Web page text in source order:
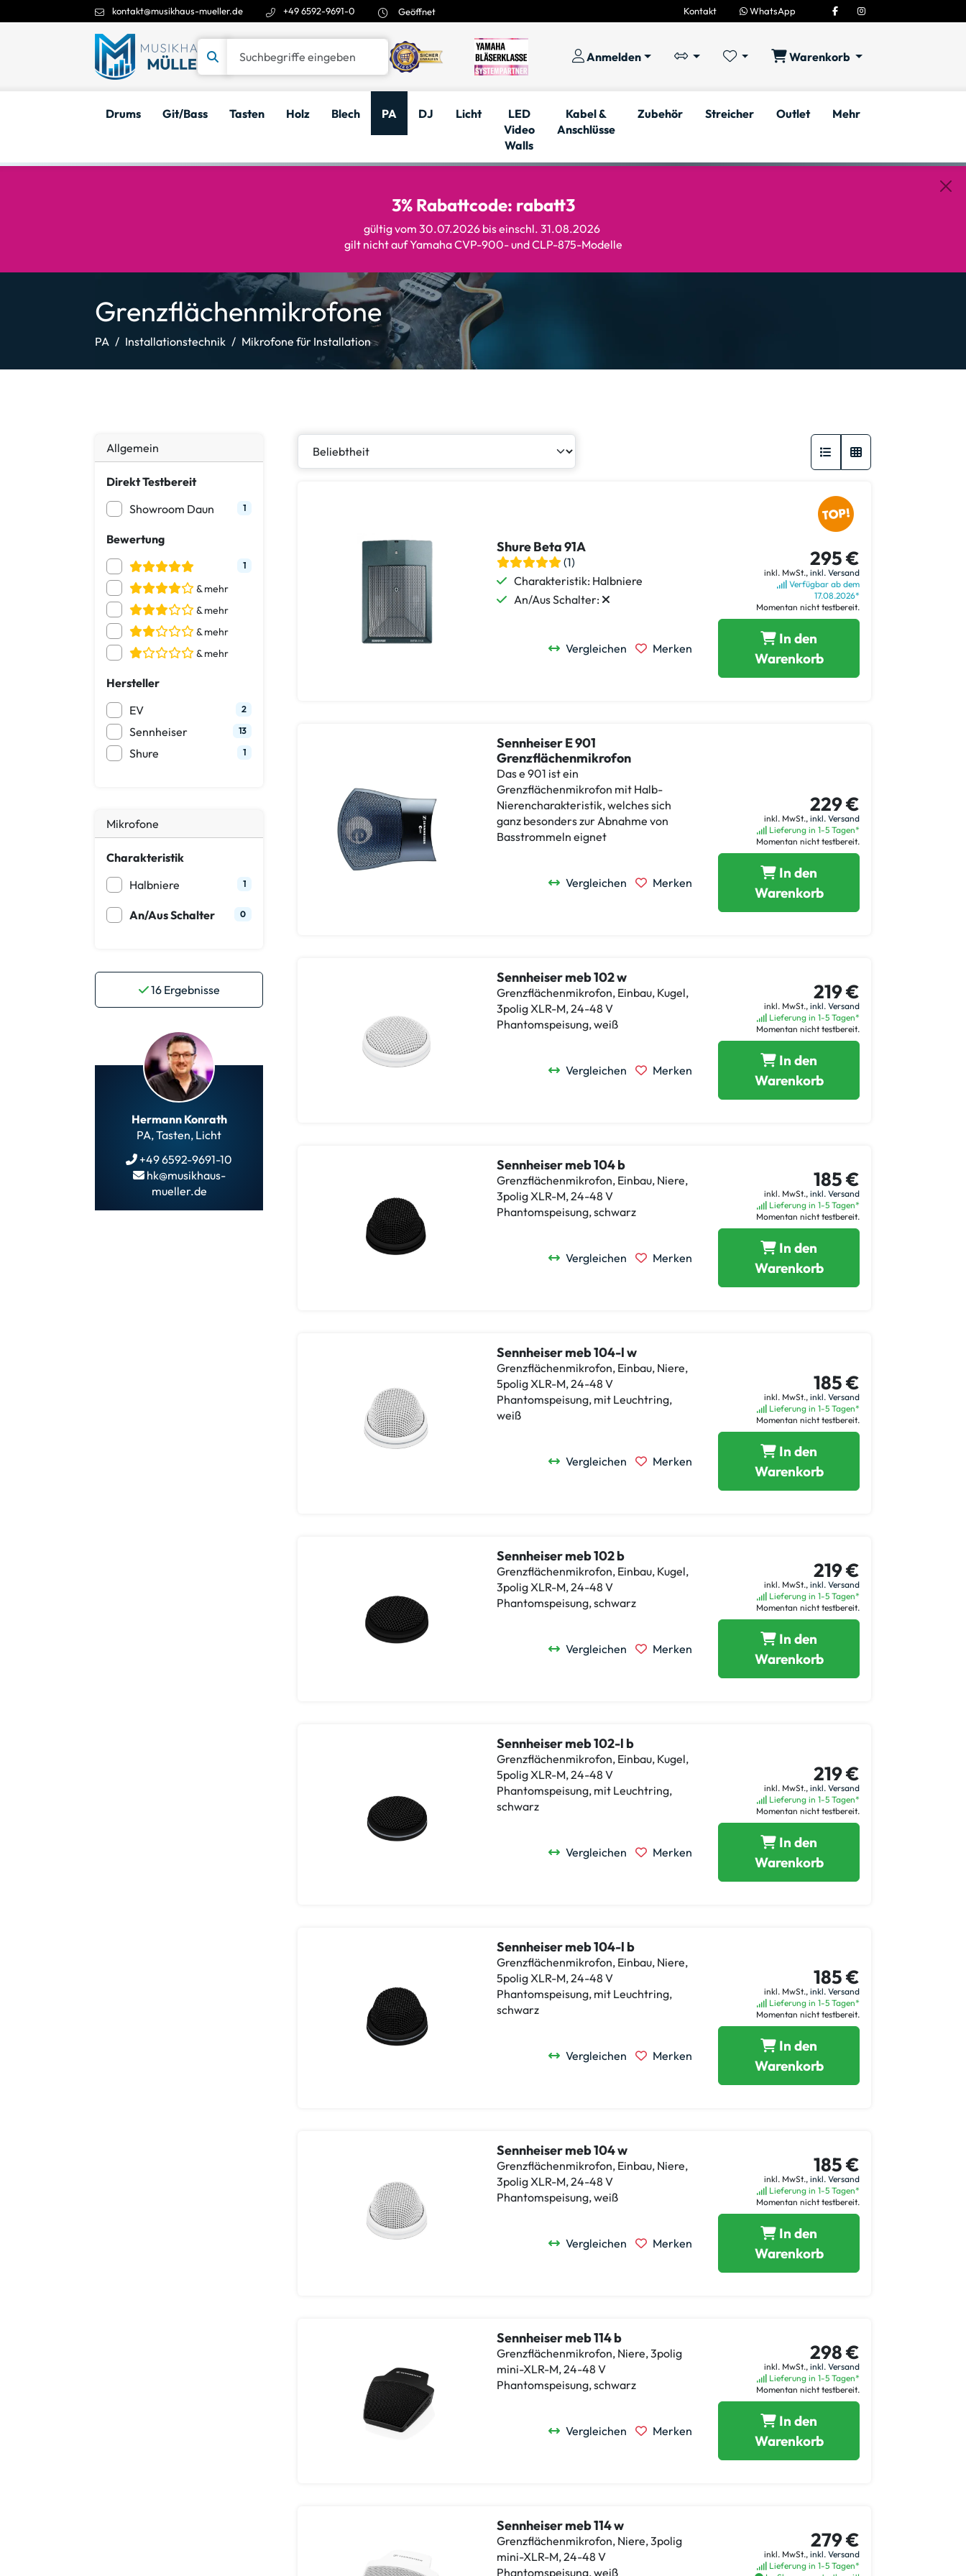
kontakt@musikhaus-mueller.de +49 6592-9691-0 Geöffnet Kontakt WhatsApp
Anmelden Warenkorb
Drums Git/Bass Tasten Holz Blech PA DJ Licht
LED
Video
Walls
Kabel &
Anschlüsse
Zubehör Streicher Outlet Mehr
3% Rabattcode: rabatt3
gültig vom 30.07.2026 bis einschl. 31.08.2026
gilt nicht auf Yamaha CVP-900- und CLP-875-Modelle
Grenzflächenmikrofone
PA Installationstechnik Mikrofone für Installation
Allgemein
Direkt Testbereit
Showroom Daun
1
Bewertung
1
& mehr
& mehr
& mehr
& mehr
Hersteller
EV
2
Sennheiser 13
Shure 1
Mikrofone
Charakteristik
Halbniere
1
An/Aus Schalter 0
16Ergebnisse
Hermann Konrath
PA, Tasten, Licht
+49 6592-9691-10
hk@musikhaus-
mueller.de
Shure Beta 91A
(1)
Charakteristik: Halbniere
An/Aus Schalter:
295 €
inkl. MwSt., inkl. Versand
Verfügbar ab dem
17.08.2026*
Momentan nicht testbereit.
Vergleichen Merken
In den
Warenkorb
Sennheiser E 901
Grenzflächenmikrofon
Das e 901 ist ein
Grenzflächenmikrofon mit Halb-
Nierencharakteristik, welches sich
ganz besonders zur Abnahme von
Basstrommeln eignet
229 €
inkl. MwSt., inkl. Versand
Lieferung in 1-5 Tagen*
Momentan nicht testbereit.
Vergleichen Merken
In den
Warenkorb
Sennheiser meb 102 w
Grenzflächenmikrofon, Einbau, Kugel,
3polig XLR-M, 24-48 V
Phantomspeisung, weiß
219 €
inkl. MwSt., inkl. Versand
Lieferung in 1-5 Tagen*
Momentan nicht testbereit.
Vergleichen Merken
In den
Warenkorb
Sennheiser meb 104 b
Grenzflächenmikrofon, Einbau, Niere,
3polig XLR-M, 24-48 V
Phantomspeisung, schwarz
185 €
inkl. MwSt., inkl. Versand
Lieferung in 1-5 Tagen*
Momentan nicht testbereit.
Vergleichen Merken
In den
Warenkorb
Sennheiser meb 104-l w
Grenzflächenmikrofon, Einbau, Niere,
5polig XLR-M, 24-48 V
Phantomspeisung, mit Leuchtring,
weiß
185 €
inkl. MwSt., inkl. Versand
Lieferung in 1-5 Tagen*
Momentan nicht testbereit.
Vergleichen Merken
In den
Warenkorb
Sennheiser meb 102 b
Grenzflächenmikrofon, Einbau, Kugel,
3polig XLR-M, 24-48 V
Phantomspeisung, schwarz
219 €
inkl. MwSt., inkl. Versand
Lieferung in 1-5 Tagen*
Momentan nicht testbereit.
Vergleichen Merken
In den
Warenkorb
Sennheiser meb 102-l b
Grenzflächenmikrofon, Einbau, Kugel,
5polig XLR-M, 24-48 V
Phantomspeisung, mit Leuchtring,
schwarz
219 €
inkl. MwSt., inkl. Versand
Lieferung in 1-5 Tagen*
Momentan nicht testbereit.
Vergleichen Merken
In den
Warenkorb
Sennheiser meb 104-l b
Grenzflächenmikrofon, Einbau, Niere,
5polig XLR-M, 24-48 V
Phantomspeisung, mit Leuchtring,
schwarz
185 €
inkl. MwSt., inkl. Versand
Lieferung in 1-5 Tagen*
Momentan nicht testbereit.
Vergleichen Merken
In den
Warenkorb
Sennheiser meb 104 w
Grenzflächenmikrofon, Einbau, Niere,
3polig XLR-M, 24-48 V
Phantomspeisung, weiß
185 €
inkl. MwSt., inkl. Versand
Lieferung in 1-5 Tagen*
Momentan nicht testbereit.
Vergleichen Merken
In den
Warenkorb
Sennheiser meb 114 b
Grenzflächenmikrofon, Niere, 3polig
mini-XLR-M, 24-48 V
Phantomspeisung, schwarz
298 €
inkl. MwSt., inkl. Versand
Lieferung in 1-5 Tagen*
Momentan nicht testbereit.
Vergleichen Merken
In den
Warenkorb
Sennheiser meb 114 w
Grenzflächenmikrofon, Niere, 3polig
mini-XLR-M, 24-48 V
Phantomspeisung, weiß
279 €
inkl. MwSt., inkl. Versand
Lieferung in 1-5 Tagen*